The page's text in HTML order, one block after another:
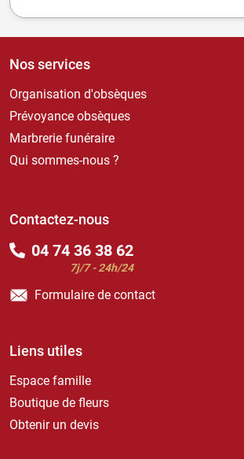
Nos services
Organisation d'obsèques
Prévoyance obsèques
Marbrerie funéraire
Qui sommes-nous ?
Contactez-nous
04 74 36 38 62
7j/7 - 24h/24
Formulaire de contact
Liens utiles
Espace famille
Boutique de fleurs
Obtenir un devis